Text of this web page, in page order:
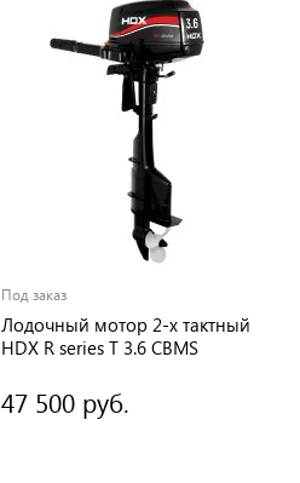
Под заказ
Лодочный мотор 2-х тактный
HDX R series T 3.6 СBMS
47 500 руб.